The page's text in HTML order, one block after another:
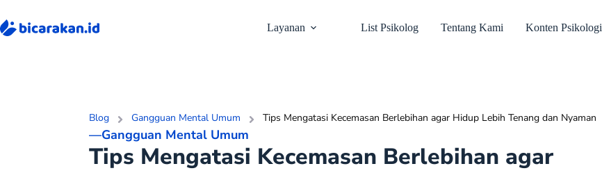
Layanan List Psikolog Tentang Kami Konten Psikologi
Blog Gangguan Mental Umum Tips Mengatasi Kecemasan Berlebihan agar Hidup Lebih Tenang dan Nyaman
—Gangguan Mental Umum
Tips Mengatasi Kecemasan Berlebihan agar